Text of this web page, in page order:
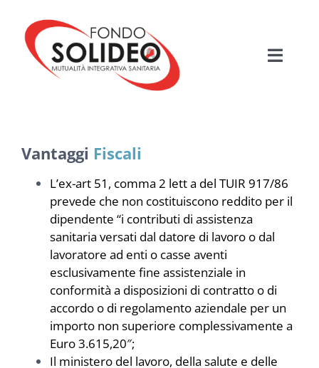
contenuto
Toggle
HOME
MUTUALITÀ SANITARIA
FONDO SOLIDEO
BENEFICIARI
PIANI ASSISTENZIALI
NEWS
Vantaggi Fiscali
L’ex-art 51, comma 2 lett a del TUIR 917/86
prevede che non costituiscono reddito per il
dipendente “i contributi di assistenza
sanitaria versati dal datore di lavoro o dal
lavoratore ad enti o casse aventi
esclusivamente fine assistenziale in
conformità a disposizioni di contratto o di
accordo o di regolamento aziendale per un
importo non superiore complessivamente a
Euro 3.615,20″;
Il ministero del lavoro, della salute e delle